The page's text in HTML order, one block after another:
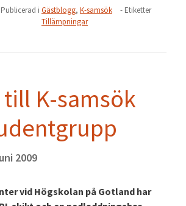
i Gästblogg, K-samsök
- Etiketter
Tillämpningar
K-samsök
2009
vid Högskolan på Gotland har